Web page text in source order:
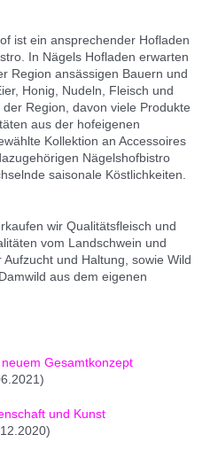
ist ein ansprechender Hofladen
In Nägels Hofladen erwarten
Region ansässigen Bauern und
Honig, Nudeln, Fleisch und
Region, davon viele Produkte
aus der hofeigenen
Kollektion an Accessoires
Nägelshofbistro
saisonale Köstlichkeiten.
wir Qualitätsfleisch und
vom Landschwein und
und Haltung, sowie Wild
aus dem eigenen
Gesamtkonzept
und Kunst